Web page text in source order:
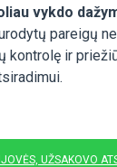
vykdo
pareigų
ir
UŽSAKOVO